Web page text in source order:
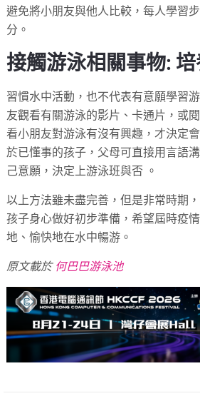
避免將小朋友與他人比較，每人學習
分。
接觸游泳相關事物:
習慣水中活動，也不代表有意願學習
友觀看有關游泳的影片、卡通片，或
看小朋友對游泳有沒有興趣，才決定
於已懂事的孩子，父母可直接用言語
己意願，決定上游泳班與否 。
以上方法雖未盡完善，但是非常時期
孩子身心做好初步準備，希望屆時疫
地、愉快地在水中暢游。
原文載於 何巴巴游泳池